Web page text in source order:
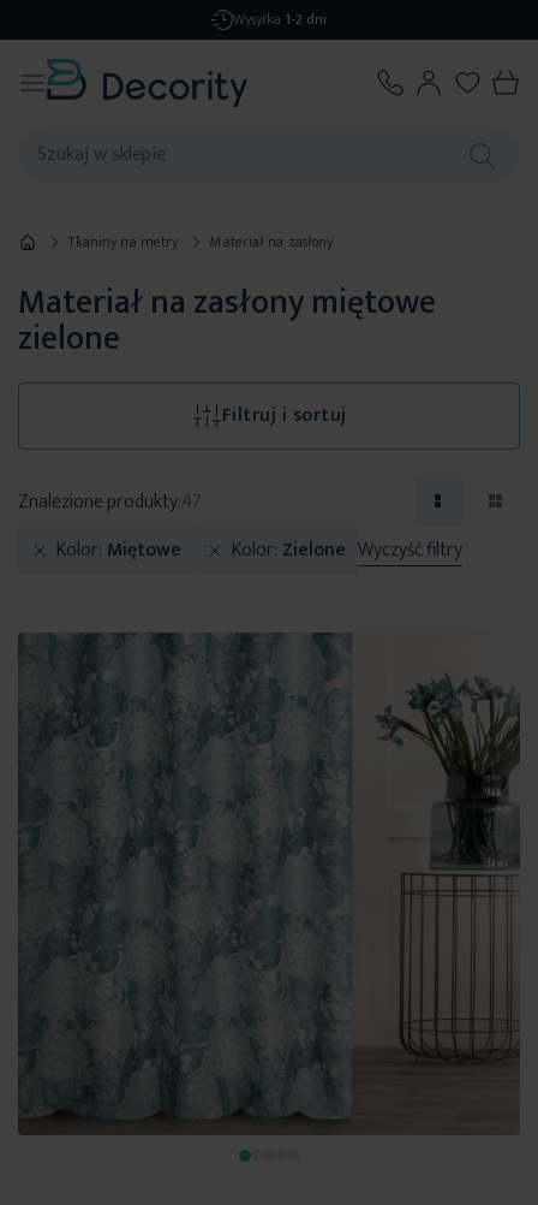
Darmowa dostawaod 299,99 zł
Tkaniny na metry Materiał na zasłony
Materiał na zasłony miętowe
zielone
Filtruj i sortuj
Znalezione produkty:47
Kolor Miętowe Kolor Zielone Wyczyść filtry